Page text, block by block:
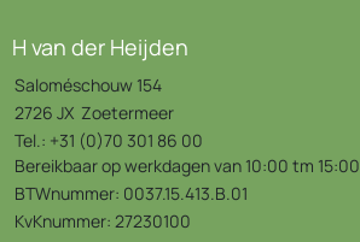
H van der Heijden
Saloméschouw 154
2726 JX Zoetermeer
Tel.: +31 (0)70 301 86 00
Bereikbaar op werkdagen van 10:00 tm 15:00
BTWnummer: 0037.15.413.B.01
KvKnummer: 27230100